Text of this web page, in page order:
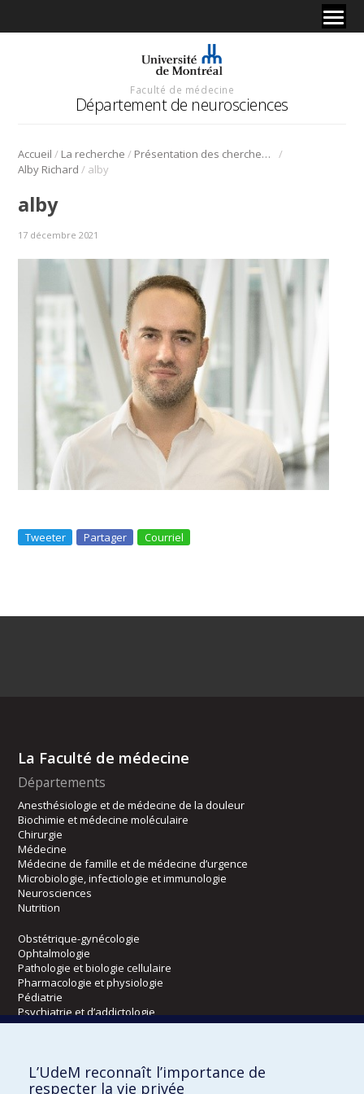
Faculté de médecine
Département de neurosciences
Accueil / La recherche / Présentation des chercheurs et de leur discipline
/
Alby Richard / alby
alby
17 décembre 2021
Tweeter Partager Courriel
La Faculté de médecine
Départements
Anesthésiologie et de médecine de la douleur
Biochimie et médecine moléculaire
Chirurgie
Médecine
Médecine de famille et de médecine d’urgence
Microbiologie, infectiologie et immunologie
Neurosciences
Nutrition
Obstétrique-gynécologie
Ophtalmologie
Pathologie et biologie cellulaire
Pharmacologie et physiologie
Pédiatrie
Psychiatrie et d’addictologie
Radiologie, radio-oncologie et médecine nucléaire
Écoles
L’UdeM reconnaît l’importance de
respecter la vie privée